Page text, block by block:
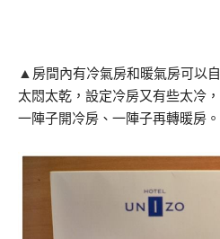
▲ 房間內有冷氣房和暖氣房可以
太悶太乾，設定冷房又有些太冷
一陣子開冷房、一陣子再轉暖房。